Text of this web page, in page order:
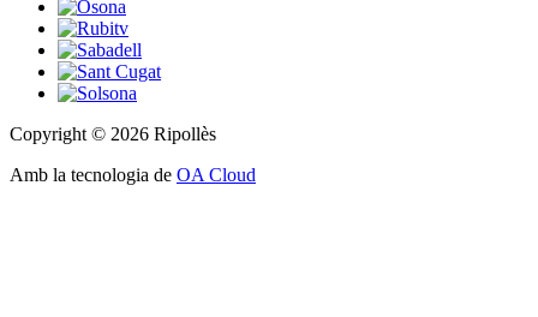
Copyright © 2026 Ripollès
Amb la tecnologia de OA Cloud